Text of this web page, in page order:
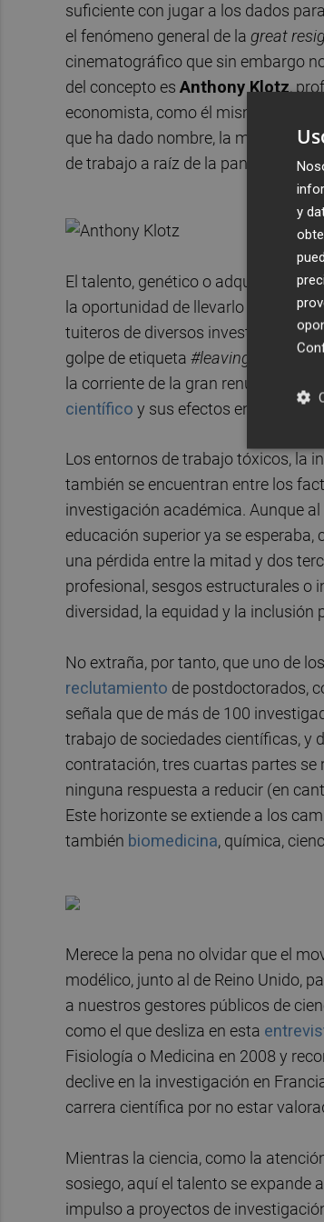
suficiente con jugar a los dados
el fenómeno general de la great
cinematográfico que sin embargo
del concepto es Anthony Klotz,
economista, como él mismo excusa
que ha dado nombre, la
de trabajo a raíz de la pandemia, y
El talento, genético o adquirido, de
la oportunidad de llevarlo a su
tuiteros de diversos investigadores
golpe de etiqueta #leavingacademia
la corriente de la gran renuncia, en
científico y sus efectos en la salud
Los entornos de trabajo tóxicos, la
también se encuentran entre los
investigación académica. Aunque
educación superior ya se esperaba,
una pérdida entre la mitad y dos
profesional, sesgos estructurales o
diversidad, la equidad y la inclusión
No extraña, por tanto, que uno de
reclutamiento de postdoctorados,
señala que de más de 100
trabajo de sociedades científicas, y
contratación, tres cuartas partes
ninguna respuesta a reducir (en
Este horizonte se extiende a los
también biomedicina, química,
Merece la pena no olvidar que el
modélico, junto al de Reino Unido,
a nuestros gestores públicos de
como el que desliza en esta
Fisiología o Medicina en 2008 y
declive en la investigación en
carrera científica por no estar
Mientras la ciencia, como la
sosiego, aquí el talento se expande
impulso a proyectos de
y